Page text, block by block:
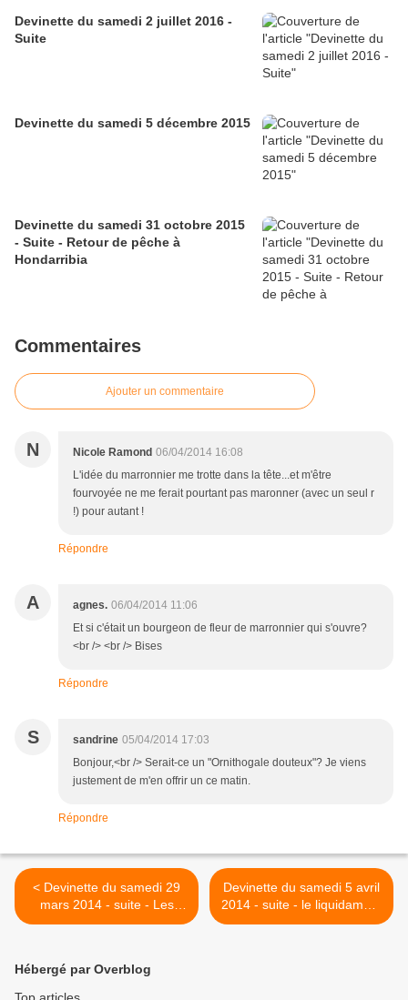
Devinette du samedi 2 juillet 2016 -
Suite
Devinette du samedi 5 décembre 2015
Devinette du samedi 31 octobre 2015
- Suite - Retour de pêche à
Hondarribia
Commentaires
Ajouter un commentaire
N Nicole Ramond 06/04/2014 16:08
L'idée du marronnier me trotte dans la tête...et m'être
fourvoyée ne me ferait pourtant pas maronner (avec un seul r
!) pour autant !
Répondre
A agnes. 06/04/2014 11:06
Et si c'était un bourgeon de fleur de marronnier qui s'ouvre?
<br /> <br /> Bises
Répondre
S sandrine 05/04/2014 17:03
Bonjour,<br /> Serait-ce un "Ornithogale douteux"? Je viens
justement de m'en offrir un ce matin.
Répondre
< Devinette du samedi 29
mars 2014 - suite - Les
bractées
Devinette du samedi 5 avril
2014 - suite - le liquidambar
>
Hébergé par Overblog